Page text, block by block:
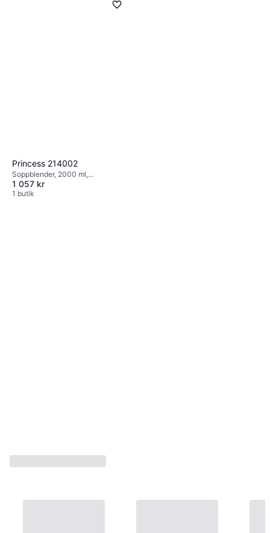
Princess 214002
Soppblender, 2000 ml,
Rengöringsprogram, Måttindikator
på kannan, BPA-fritt,
1 057 kr
1 butik